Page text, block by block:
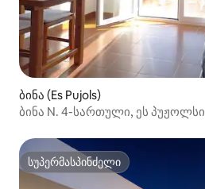
ბინა (Es Pujols)
ბინა N. 4-სართული, ეს პუჟოლსი
სუპერმასპინძელი
სუპერმასპინძელი